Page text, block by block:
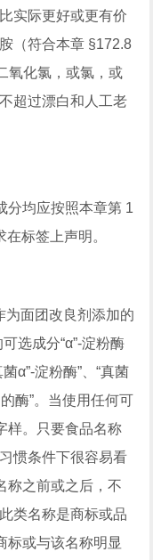
实际更好或更有价
（符合本章 §172.8
氧化氯，或氯，或
超过漂白和人工老
分均应按照本章第 1
标签上声明。
为面团改良剂添加的
选成分“α”-淀粉酶
α”-淀粉酶”、“真菌
酶”。当使用任何可
样。只要食品名称
惯条件下很容易看
称之前或之后，不
类名称是商标或品
标或与该名称明显